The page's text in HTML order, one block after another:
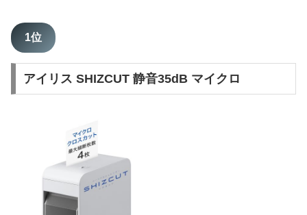
1位
アイリス SHIZCUT 静音35dB マイクロ